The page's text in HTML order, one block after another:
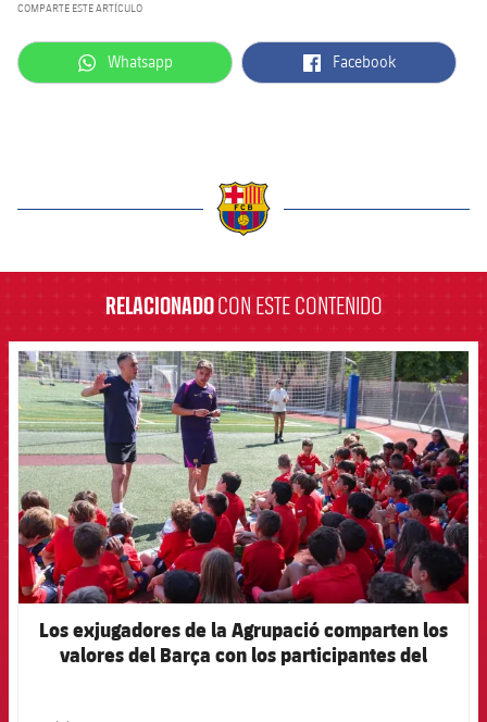
COMPARTE ESTE ARTÍCULO
label.aria.whatsapp
Whatsapp label.aria.facebook
Facebook
RELACIONADOCON ESTE CONTENIDO
FCB Barcelona badge
Los exjugadores de la Agrupació comparten los
valores del Barça con los participantes del